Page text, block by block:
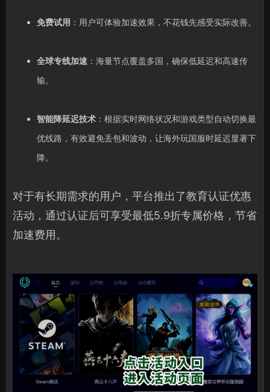
免费试用 ：用户可体验加速效果，不花钱先感受实际改善。
全球专线加速：海量节点覆盖多国，确保低延迟和高速传
输。
智能降延迟技术：根据实时网络状况和游戏类型自动切换最
优线路，有效避免丢包和波动，让海外玩国服时延迟显著下
降。
对于有长期需求的用户，平台推出了教育认证优惠
活动，通过认证后可享受最低5.9折专属价格，节省
加速费用。